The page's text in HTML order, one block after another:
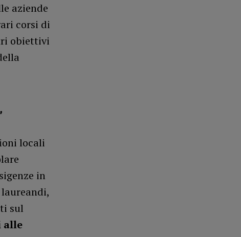
aziende
corsi di
obiettivi
locali
in
sul
alle